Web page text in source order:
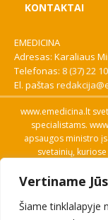
Vertiname
Šiame tinklalapyje
KONTAKTAI
EMEDICINA
Adresas: Karaliaus
Telefonas: 8 (37) 22
El. paštas
www.emedicina.lt
specialistams.
apsaugos ministro
svetainių,
savo profesinę
pagalbos
priežiūros ar